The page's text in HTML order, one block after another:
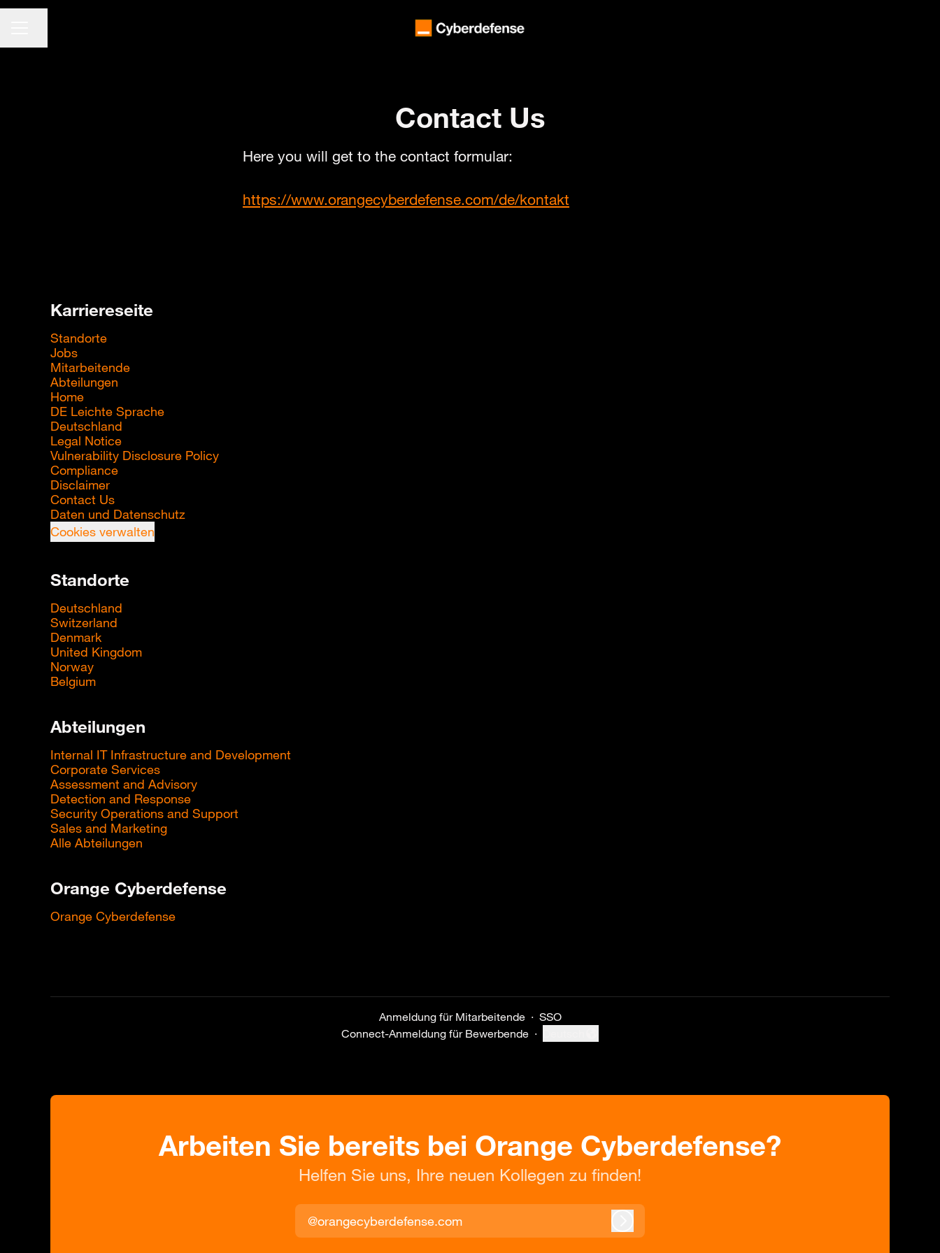
Contact Us
Here you will get to the contact formular:
https://www.orangecyberdefense.com/de/kontakt
Karriereseite
Standorte
Jobs
Mitarbeitende
Abteilungen
Home
DE Leichte Sprache
Deutschland
Legal Notice
Vulnerability Disclosure Policy
Compliance
Disclaimer
Contact Us
Daten und Datenschutz
Cookies verwalten
Standorte
Deutschland
Switzerland
Denmark
United Kingdom
Norway
Belgium
Abteilungen
Internal IT Infrastructure and Development
Corporate Services
Assessment and Advisory
Detection and Response
Security Operations and Support
Sales and Marketing
Alle Abteilungen
Orange Cyberdefense
Orange Cyberdefense
Anmeldung für Mitarbeitende · SSO
Connect-Anmeldung für Bewerbende ·
Sprache ändern
Arbeiten Sie bereits bei Orange Cyberdefense?
Helfen Sie uns, Ihre neuen Kollegen zu finden!
@orangecyberdefense.com